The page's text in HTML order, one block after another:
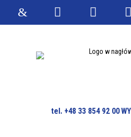
tel. +48 33 854 92 00
StronaWyszukiwarka